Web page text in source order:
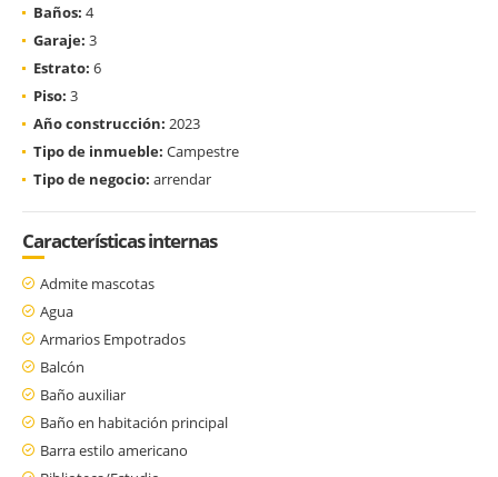
Baños: 4
Garaje: 3
Estrato: 6
Piso: 3
Año construcción: 2023
Tipo de inmueble: Campestre
Tipo de negocio: arrendar
Características internas
Admite mascotas
Agua
Armarios Empotrados
Balcón
Baño auxiliar
Baño en habitación principal
Barra estilo americano